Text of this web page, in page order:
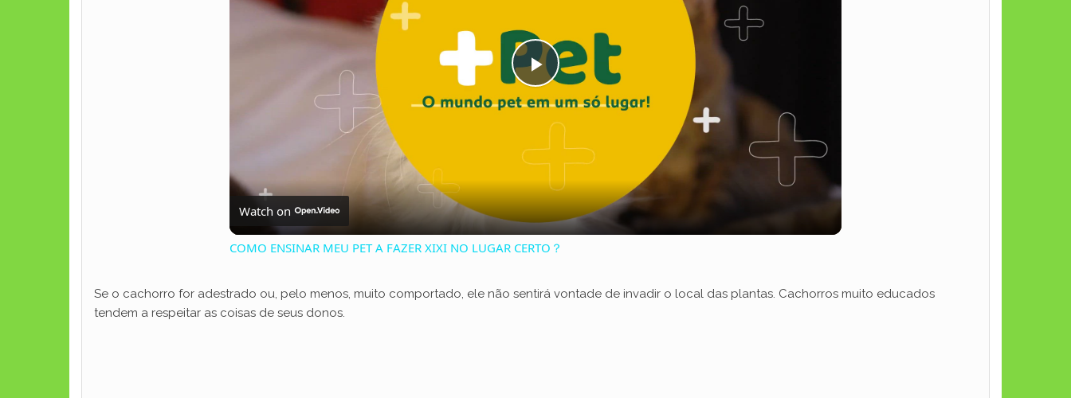
P
a
y
Watch on
COMO ENSINAR MEU PET A FAZER XIXI NO LUGAR CERTO？
Se o cachorro for adestrado ou, pelo menos, muito comportado, ele não sentirá vontade de invadir o local das plantas. Cachorros muito educados
tendem a respeitar as coisas de seus donos.